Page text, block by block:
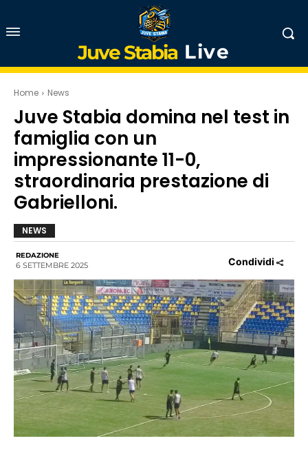
Juve Stabia Live
Home News
Juve Stabia domina nel test in
famiglia con un
impressionante 11-0,
straordinaria prestazione di
Gabrielloni.
NEWS
REDAZIONE
6 SETTEMBRE 2025 Condividi